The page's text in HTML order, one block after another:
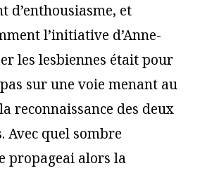
d’enthousiasme, et
l’initiative d’Anne-
les lesbiennes était pour
sur une voie menant au
reconnaissance des deux
Avec quel sombre
propageai alors la